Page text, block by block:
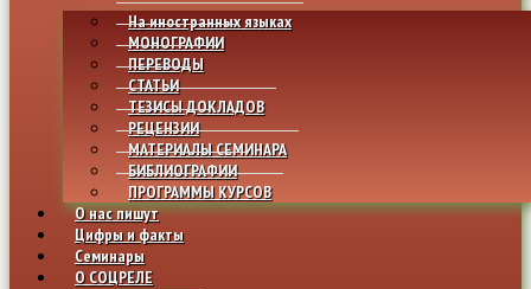
На иностранных языках
МОНОГРАФИИ
ПЕРЕВОДЫ
СТАТЬИ
ТЕЗИСЫ ДОКЛАДОВ
РЕЦЕНЗИИ
МАТЕРИАЛЫ СЕМИНАРА
БИБЛИОГРАФИИ
ПРОГРАММЫ КУРСОВ
О нас пишут
Цифры и факты
Семинары
О СОЦРЕЛЕ